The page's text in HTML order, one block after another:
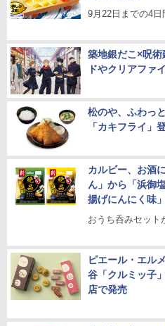
9月22日までの4日
築地銀だこ×呪
ドやクリアファ
松のや、ふわっ
「カキフライ」
カルビー、お酒
ん」から「浜御
揚げにんにく味
おうち呑みセット
ピエール・エル
谷「クルミッ子
店で発売